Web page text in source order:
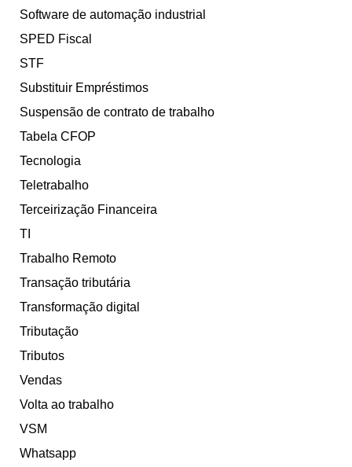
Software de automação industrial
SPED Fiscal
STF
Substituir Empréstimos
Suspensão de contrato de trabalho
Tabela CFOP
Tecnologia
Teletrabalho
Terceirização Financeira
TI
Trabalho Remoto
Transação tributária
Transformação digital
Tributação
Tributos
Vendas
Volta ao trabalho
VSM
Whatsapp